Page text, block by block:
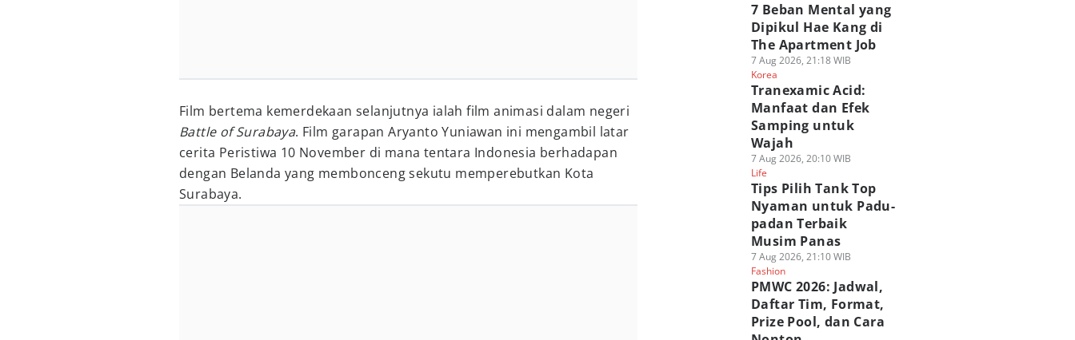
Film bertema kemerdekaan selanjutnya ialah film animasi dalam negeri
Battle of Surabaya. Film garapan Aryanto Yuniawan ini mengambil latar
cerita Peristiwa 10 November di mana tentara Indonesia berhadapan
dengan Belanda yang membonceng sekutu memperebutkan Kota
Surabaya.
7 Beban Mental yang
Dipikul Hae Kang di
The Apartment Job
7 Aug 2026, 21:18 WIB
Korea
Tranexamic Acid:
Manfaat dan Efek
Samping untuk
Wajah
7 Aug 2026, 20:10 WIB
Life
Tips Pilih Tank Top
Nyaman untuk Padu-
padan Terbaik
Musim Panas
7 Aug 2026, 21:10 WIB
Fashion
PMWC 2026: Jadwal,
Daftar Tim, Format,
Prize Pool, dan Cara